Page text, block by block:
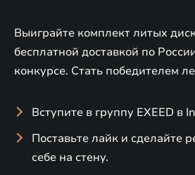
Выиграйте комплект литых
бесплатной доставкой по
конкурсе. Стать победителем
Вступите в группу EXEED в
Поставьте лайк и сделайте
себе на стену.